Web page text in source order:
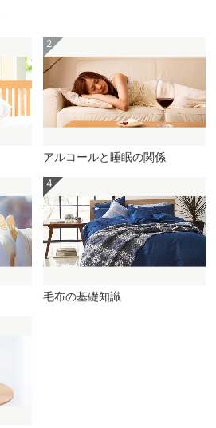
アルコールと睡眠の関係
毛布の基礎知識